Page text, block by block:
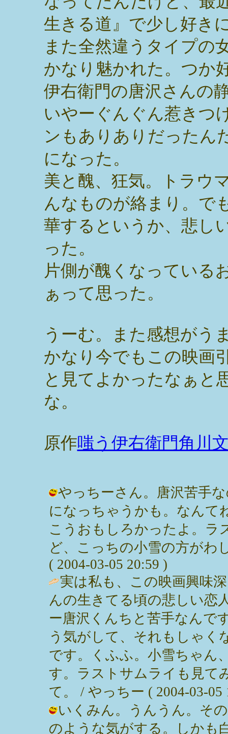
生きる道』で少し好き
また全然違うタイプの
かなり魅かれた。つか
伊右衛門の唐沢さんの
いやーぐんぐん惹きつ
ンもありありだったん
になった。
美と醜、狂気。トラウ
んなものが絡まり。で
華するというか、悲し
った。
片側が醜くなっている
ぁって思った。
うーむ。また感想がう
かなり今でもこの映画
と見てよかったなぁと
な。
原作嗤う伊右衛門角川
やっちーさん。唐沢苦手
になっちゃうかも。なんて
こうおもしろかったよ。ラ
ど、こっちの小雪の方がわ
( 2004-03-05 20:59 )
実は私も、この映画興味
んの生きてる頃の悲しい恋
ー唐沢くんちと苦手なんで
う気がして、それもしゃく
です。くふふ。小雪ちゃん
す。ラストサムライも見て
て。 / やっちー ( 2004-03-05
いくみん。うんうん。そ
のような気がする。しかも